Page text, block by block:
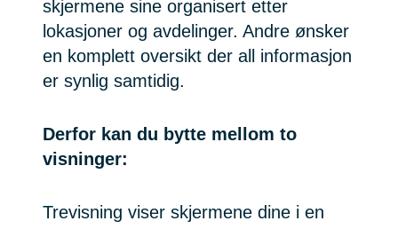
skjermene sine organisert etter
lokasjoner og avdelinger. Andre ønsker
en komplett oversikt der all informasjon
er synlig samtidig.
Derfor kan du bytte mellom to
visninger:
Trevisning viser skjermene dine i en